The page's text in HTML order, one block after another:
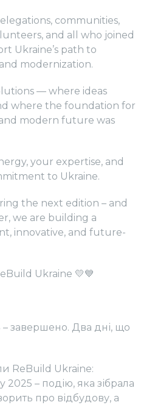
communities,
and all who joined
Ukraine’s path to
modernization.
— where ideas
where the foundation for
and modern future was
your expertise, and
to Ukraine.
the next edition – and
we are building a
innovative, and future-
Ukraine 💛💙
завершено. Два дні, що
ReBuild Ukraine:
– подію, яка зібрала
про відбудову, а